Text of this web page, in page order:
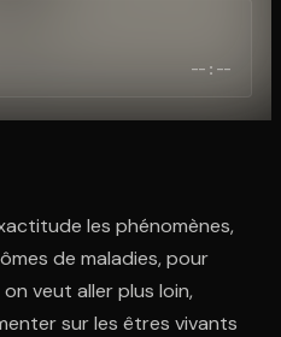
pointe sur le code. C'est gratuit à
--:--
les phénomènes,
de maladies, pour
veut aller plus loin,
sur les êtres vivants